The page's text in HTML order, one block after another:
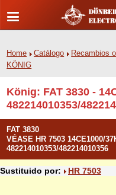
Home Catálogo Recambios
KÖNIG
König: FAT 3830 -
482214010353/
FAT 3830
VÉASE HR 7503 14CE1000/
482214010353/482214010356
Sustituido por: HR 7503